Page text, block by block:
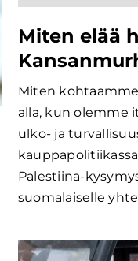
Miten elää
Miten
alla, kun olemme
ulko- ja
Palestiina-
suomalaiselle